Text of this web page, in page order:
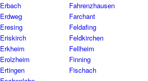
Erbach
Erdweg
Eresing
Eriskirch
Erkheim
Erolzheim
Ertingen
Fahrenzhausen
Farchant
Feldafing
Feldkirchen
Fellheim
Finning
Fischach